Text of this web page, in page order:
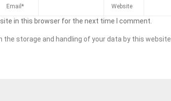
in this browser for the next time I comment.
storage and handling of your data by this website.